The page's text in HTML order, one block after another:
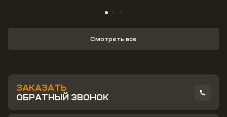
Смотреть все
ЗАКАЗАТЬ
ОБРАТНЫЙ ЗВОНОК